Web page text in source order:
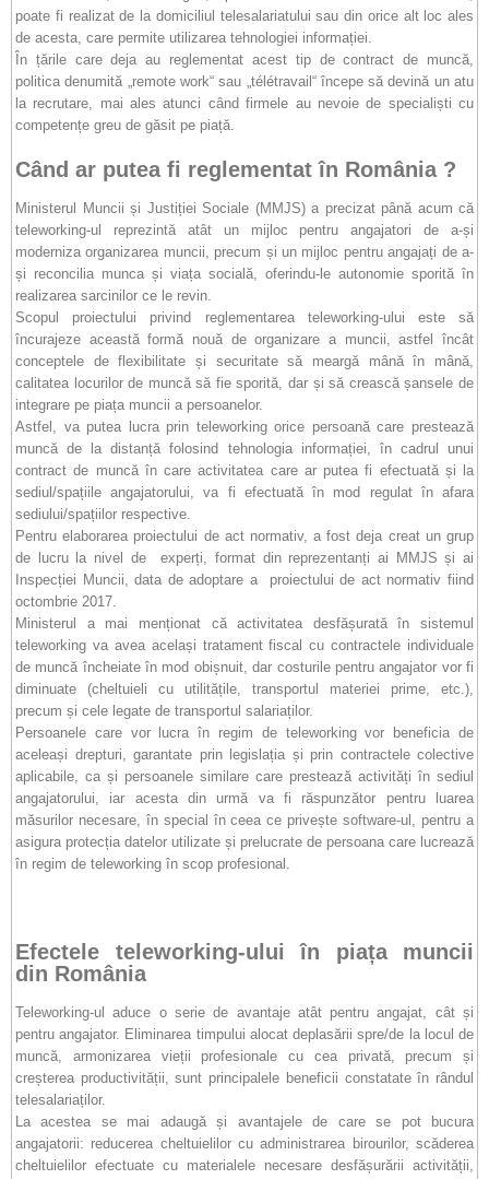
poate fi realizat de la domiciliul telesalariatului sau din orice alt loc ales
de acesta, care permite utilizarea tehnologiei informației.
În țările care deja au reglementat acest tip de contract de muncă,
politica denumită „remote work“ sau „télétravail“ începe să devină un atu
la recrutare, mai ales atunci când firmele au nevoie de specialiști cu
competențe greu de găsit pe piață.
Când ar putea fi reglementat în România ?
Ministerul Muncii și Justiției Sociale (MMJS) a precizat până acum că
teleworking-ul reprezintă atât un mijloc pentru angajatori de a-și
moderniza organizarea muncii, precum și un mijloc pentru angajați de a-
și reconcilia munca și viața socială, oferindu-le autonomie sporită în
realizarea sarcinilor ce le revin.
Scopul proiectului privind reglementarea teleworking-ului este să
încurajeze această formă nouă de organizare a muncii, astfel încât
conceptele de flexibilitate și securitate să meargă mână în mână,
calitatea locurilor de muncă să fie sporită, dar și să crească șansele de
integrare pe piața muncii a persoanelor.
Astfel, va putea lucra prin teleworking orice persoană care prestează
muncă de la distanță folosind tehnologia informației, în cadrul unui
contract de muncă în care activitatea care ar putea fi efectuată și la
sediul/spațiile angajatorului, va fi efectuată în mod regulat în afara
sediului/spațiilor respective.
Pentru elaborarea proiectului de act normativ, a fost deja creat un grup
de lucru la nivel de experți, format din reprezentanți ai MMJS și ai
Inspecției Muncii, data de adoptare a proiectului de act normativ fiind
octombrie 2017.
Ministerul a mai menționat că activitatea desfășurată în sistemul
teleworking va avea același tratament fiscal cu contractele individuale
de muncă încheiate în mod obișnuit, dar costurile pentru angajator vor fi
diminuate (cheltuieli cu utilitățile, transportul materiei prime, etc.),
precum și cele legate de transportul salariaților.
Persoanele care vor lucra în regim de teleworking vor beneficia de
aceleași drepturi, garantate prin legislația și prin contractele colective
aplicabile, ca și persoanele similare care prestează activități în sediul
angajatorului, iar acesta din urmă va fi răspunzător pentru luarea
măsurilor necesare, în special în ceea ce privește software-ul, pentru a
asigura protecția datelor utilizate și prelucrate de persoana care lucrează
în regim de teleworking în scop profesional.
Efectele teleworking-ului în piața muncii
din România
Teleworking-ul aduce o serie de avantaje atât pentru angajat, cât și
pentru angajator. Eliminarea timpului alocat deplasării spre/de la locul de
muncă, armonizarea vieții profesionale cu cea privată, precum și
creșterea productivității, sunt principalele beneficii constatate în rândul
telesalariaților.
La acestea se mai adaugă și avantajele de care se pot bucura
angajatorii: reducerea cheltuielilor cu administrarea birourilor, scăderea
cheltuielilor efectuate cu materialele necesare desfășurării activității,